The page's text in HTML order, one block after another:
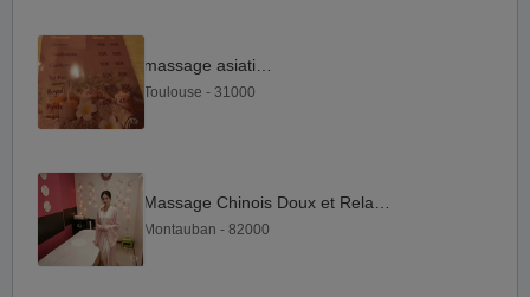
Toulouse - 31000
Montauban - 82000